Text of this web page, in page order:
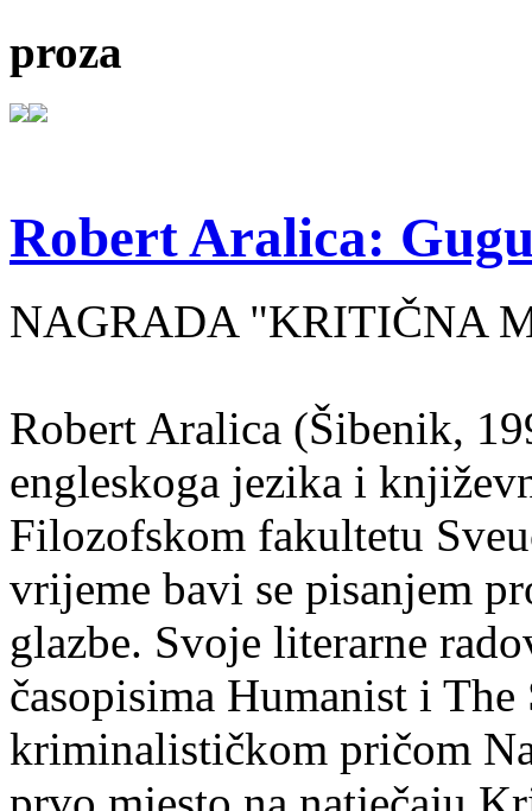
proza
Robert Aralica:
NAGRADA "KRITIČNA
Robert Aralica (Šibenik,
engleskoga jezika i
Filozofskom fakultetu
vrijeme bavi se pisanjem
glazbe. Svoje literarne
časopisima Humanist i
kriminalističkom pričom